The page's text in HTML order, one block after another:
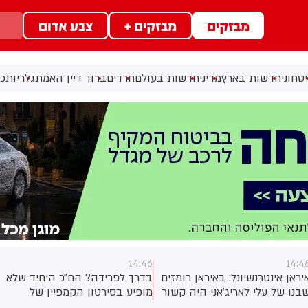
מבזקים מבזקים + צבע אדום
חדשות בארץמדיניחדשות בעולםחרדיםברוך דיין האמתגלריות
אינטרנשיונל: באיראן רומזים
של עלי לאריג'אני היה קשור
14:46
בדרך לפרידה? הח״כ היחיד שלא
מופיע בסירטון הקמפיין של